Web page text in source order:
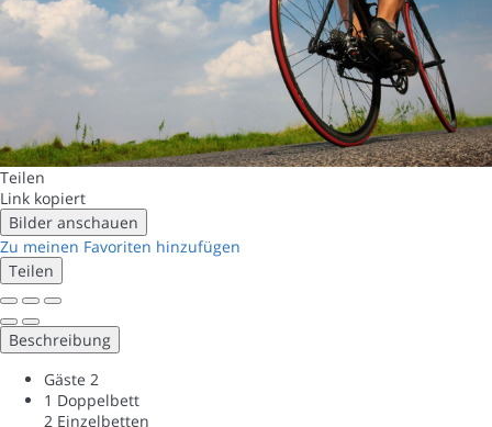
Teilen
Link kopiert
Bilder anschauen
Zu meinen Favoriten hinzufügen
Teilen
Beschreibung
Gäste 2
1 Doppelbett
2 Einzelbetten